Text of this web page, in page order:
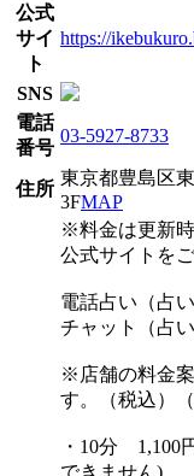
公式
サイ
ト
https://
SNS
電話
番号
03-5927-8733
住所
東京都豊島区
3FMAP
※料金は更新
公式サイトを
電話占い（占
チャット（占
※店舗の料金
す。（税込）
・10分 1,100
できません)